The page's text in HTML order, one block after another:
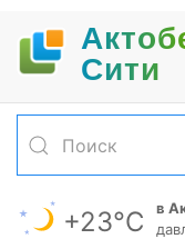
Cити
+23°С в